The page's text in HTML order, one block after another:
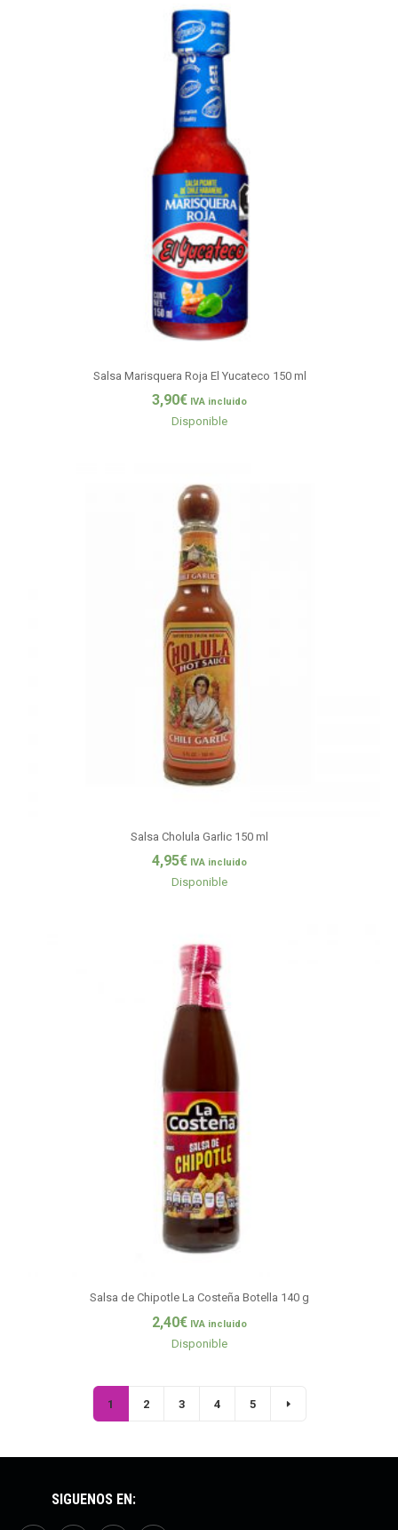
Salsa Marisquera Roja El Yucateco 150 ml
3,90€ IVA incluido
Disponible
Salsa Cholula Garlic 150 ml
4,95€ IVA incluido
Disponible
Salsa de Chipotle La Costeña Botella 140 g
2,40€ IVA incluido
Disponible
1 2 3 4 5
SÍGUENOS EN: